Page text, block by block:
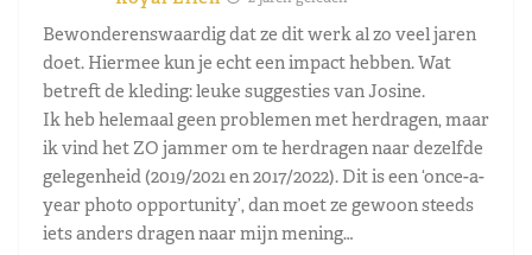
Bewonderenswaardig dat ze dit werk al zo veel jaren
doet. Hiermee kun je echt een impact hebben. Wat
betreft de kleding: leuke suggesties van Josine.
Ik heb helemaal geen problemen met herdragen, maar
ik vind het ZO jammer om te herdragen naar dezelfde
gelegenheid (2019/2021 en 2017/2022). Dit is een ‘once-a-
year photo opportunity’, dan moet ze gewoon steeds
iets anders dragen naar mijn mening…